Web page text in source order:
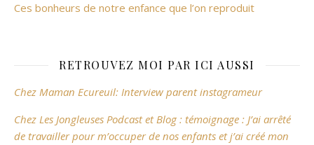
Ces bonheurs de notre enfance que l’on reproduit
RETROUVEZ MOI PAR ICI AUSSI
Chez Maman Ecureuil: Interview parent instagrameur
Chez Les Jongleuses Podcast et Blog : témoignage : J’ai arrêté
de travailler pour m’occuper de nos enfants et j’ai créé mon